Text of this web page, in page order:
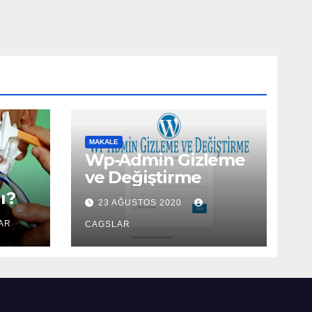
MAKALE
Wp-Admin Gizleme
ve Değiştirme
23 AĞUSTOS 2020
CAGSLAR